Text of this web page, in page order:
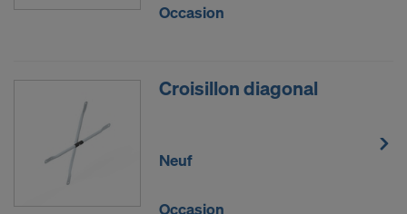
Occasion
Croisillon diagonal
Neuf
Occasion